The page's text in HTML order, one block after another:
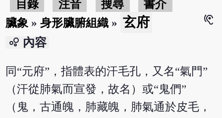
目錄 注音 搜尋
書介
臟象 »身形臟腑組織 » 玄府
hearing
bubble_chart 內容
同“元府”，指體表的汗毛孔，又名“氣門”
（汗從肺氣而宣發，故名）或“鬼們”
（鬼，古通魄，肺藏魄，肺氣通於皮毛，